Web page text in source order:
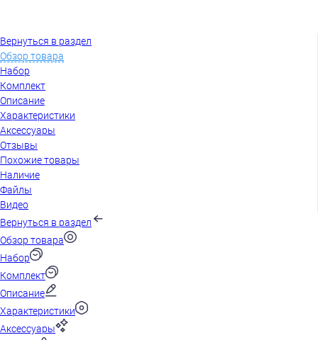
Вернуться в раздел
Обзор товара
Набор
Комплект
Описание
Характеристики
Аксессуары
Отзывы
Похожие товары
Наличие
Файлы
Видео
Вернуться в раздел
Обзор товара
Набор
Комплект
Описание
Характеристики
Аксессуары